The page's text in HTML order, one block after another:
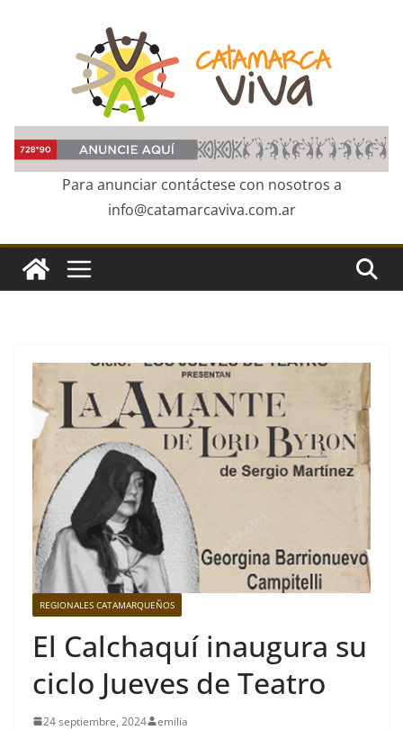
Para anunciar contáctese con nosotros a
info@catamarcaviva.com.ar
REGIONALES CATAMARQUEÑOS
El Calchaquí inaugura su
ciclo Jueves de Teatro
24 septiembre, 2024 emilia